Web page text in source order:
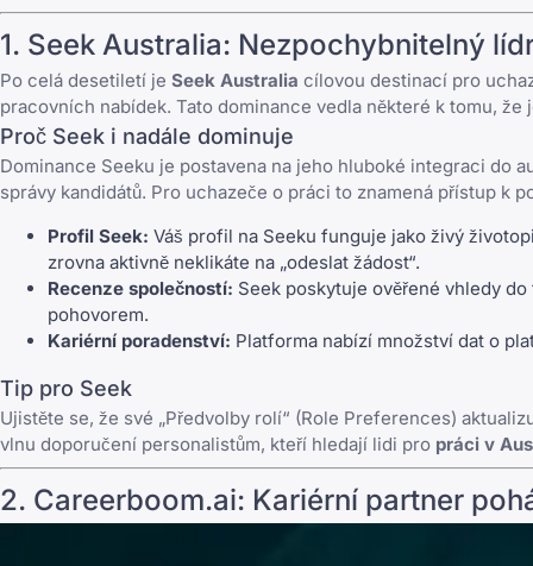
1. Seek Australia: Nezpochybnitelný
Po celá desetiletí je Seek Australia cílovou destinací pro
pracovních nabídek. Tato dominance vedla některé k tomu, že
Proč Seek i nadále dominuje
Dominance Seeku je postavena na jeho hluboké integraci do
správy kandidátů. Pro uchazeče o práci to znamená přístup k
Profil Seek: Váš profil na Seeku funguje jako živý
zrovna aktivně neklikáte na „odeslat žádost“.
Recenze společností: Seek poskytuje ověřené vhledy
pohovorem.
Kariérní poradenství: Platforma nabízí množství dat o
Tip pro Seek
Ujistěte se, že své „Předvolby rolí“ (Role Preferences)
vlnu doporučení personalistům, kteří hledají lidi pro práci v
2. Careerboom.ai: Kariérní partner